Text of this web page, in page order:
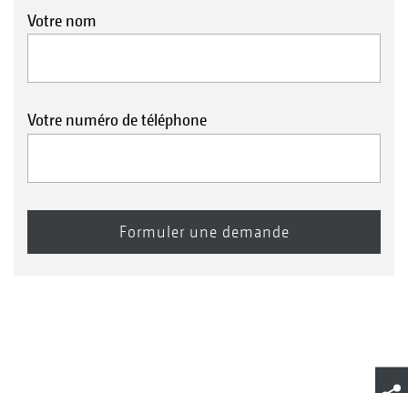
Votre nom
Votre numéro de téléphone